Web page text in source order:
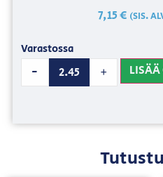
7,15€ (SIS.
Varastossa
- + LISÄÄ